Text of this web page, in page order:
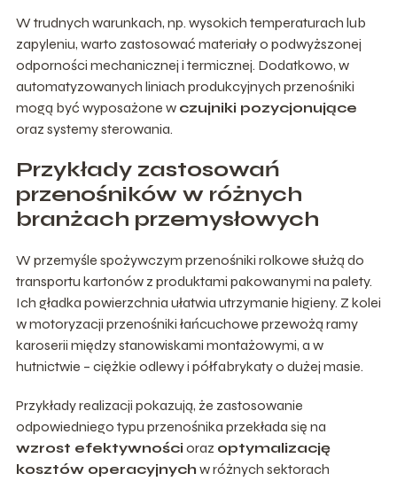
W trudnych warunkach, np. wysokich temperaturach lub
zapyleniu, warto zastosować materiały o podwyższonej
odporności mechanicznej i termicznej. Dodatkowo, w
automatyzowanych liniach produkcyjnych przenośniki
mogą być wyposażone w czujniki pozycjonujące
oraz systemy sterowania.
Przykłady zastosowań
przenośników w różnych
branżach przemysłowych
W przemyśle spożywczym przenośniki rolkowe służą do
transportu kartonów z produktami pakowanymi na palety.
Ich gładka powierzchnia ułatwia utrzymanie higieny. Z kolei
w motoryzacji przenośniki łańcuchowe przewożą ramy
karoserii między stanowiskami montażowymi, a w
hutnictwie – ciężkie odlewy i półfabrykaty o dużej masie.
Przykłady realizacji pokazują, że zastosowanie
odpowiedniego typu przenośnika przekłada się na
wzrost efektywności oraz optymalizację
kosztów operacyjnych w różnych sektorach